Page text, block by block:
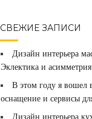
СВЕЖИЕ ЗАПИСИ
Дизайн интерьера
Эклектика и
В этом году я
оснащение и сервисы
Дизайн интерьера